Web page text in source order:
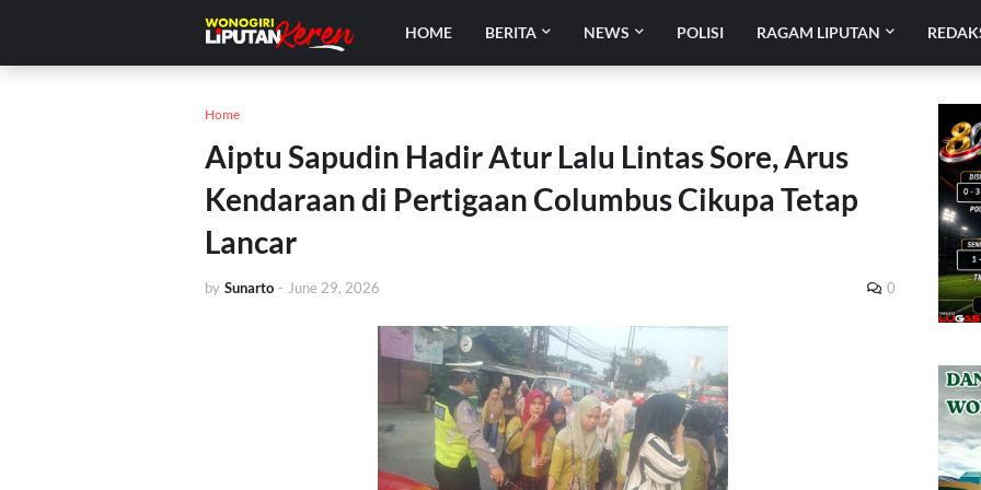
HOME BERITA NEWS POLISI RAGAM LIPUTAN
Home
Aiptu Sapudin Hadir Atur Lalu Lintas Sore, Arus
Kendaraan di Pertigaan Columbus Cikupa Tetap
Lancar
by Sunarto - June 29, 2026 0